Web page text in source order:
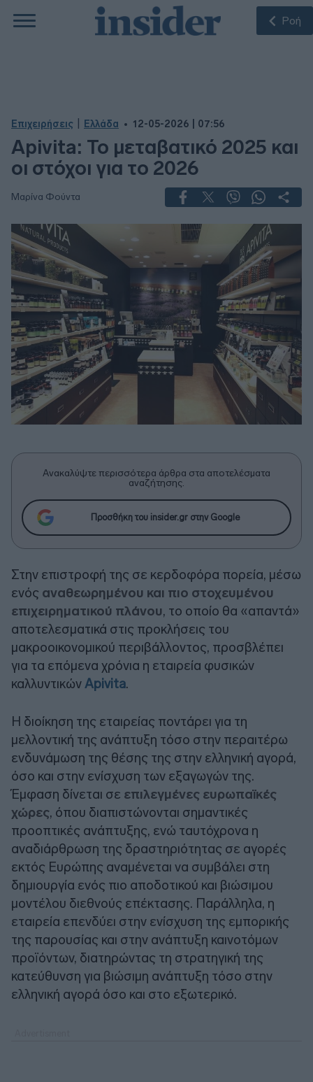
Ροή
Επιχειρήσεις Ελλάδα 12-05-2026 | 07:56
Apivita: Το μεταβατικό 2025 και
οι στόχοι για το 2026
Μαρίνα Φούντα
Ανακαλύψτε περισσότερα άρθρα στα αποτελέσματα
αναζήτησης.
Προσθήκη του insider.gr στην Google
Στην επιστροφή της σε κερδοφόρα πορεία, μέσω
ενός αναθεωρημένου και πιο στοχευμένου
επιχειρηματικού πλάνου, το οποίο θα «απαντά»
αποτελεσματικά στις προκλήσεις του
μακροοικονομικού περιβάλλοντος, προσβλέπει
για τα επόμενα χρόνια η εταιρεία φυσικών
καλλυντικώνApivita.
Η διοίκηση της εταιρείας ποντάρει για τη
μελλοντική της ανάπτυξη τόσο στην περαιτέρω
ενδυνάμωση της θέσης της στην ελληνική αγορά,
όσο και στην ενίσχυση των εξαγωγών της.
Έμφαση δίνεται σε επιλεγμένες ευρωπαϊκές
χώρες, όπου διαπιστώνονται σημαντικές
προοπτικές ανάπτυξης, ενώ ταυτόχρονα η
αναδιάρθρωση της δραστηριότητας σε αγορές
εκτός Ευρώπης αναμένεται να συμβάλει στη
δημιουργία ενός πιο αποδοτικού και βιώσιμου
μοντέλου διεθνούς επέκτασης. Παράλληλα, η
εταιρεία επενδύει στην ενίσχυση της εμπορικής
της παρουσίας και στην ανάπτυξη καινοτόμων
προϊόντων, διατηρώντας τη στρατηγική της
κατεύθυνση για βιώσιμη ανάπτυξη τόσο στην
ελληνική αγορά όσο και στο εξωτερικό.